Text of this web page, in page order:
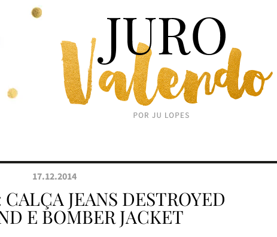
17.12.2014
JEANS DESTROYED
E BOMBER JACKET